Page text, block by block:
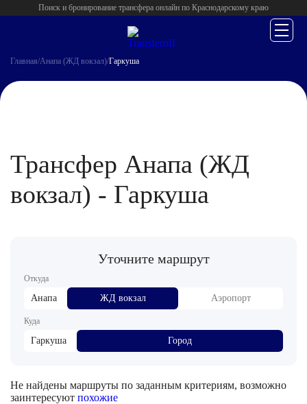
Поиск и бронирование трансфера онлайн по Краснодарскому краю
Главная/Анапа (ЖД вокзал)/Гаркуша
Трансфер Анапа (ЖД
вокзал) - Гаркуша
Уточните маршрут
Откуда
Анапа ЖД вокзал Аэропорт
Куда
Гаркуша Город
Не найдены маршруты по заданным критериям, возможно
заинтересуют похожие